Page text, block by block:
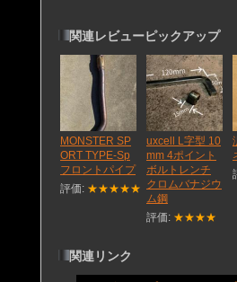
関連レビューピックアップ
MONSTER SP
ORT TYPE-Sp
フロントパイプ
評価: ★★★★★
uxcell L字型 10
mm 4ポイント
ボルトレンチ
クロムバナジウ
ム鋼
評価: ★★★★
関連リンク